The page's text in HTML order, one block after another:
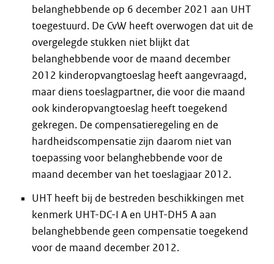
belanghebbende op 6 december 2021 aan UHT
toegestuurd. De CvW heeft overwogen dat uit de
overgelegde stukken niet blijkt dat
belanghebbende voor de maand december
2012 kinderopvangtoeslag heeft aangevraagd,
maar diens toeslagpartner, die voor die maand
ook kinderopvangtoeslag heeft toegekend
gekregen. De compensatieregeling en de
hardheidscompensatie zijn daarom niet van
toepassing voor belanghebbende voor de
maand december van het toeslagjaar 2012.
UHT heeft bij de bestreden beschikkingen met
kenmerk UHT-DC-I A en UHT-DH5 A aan
belanghebbende geen compensatie toegekend
voor de maand december 2012.